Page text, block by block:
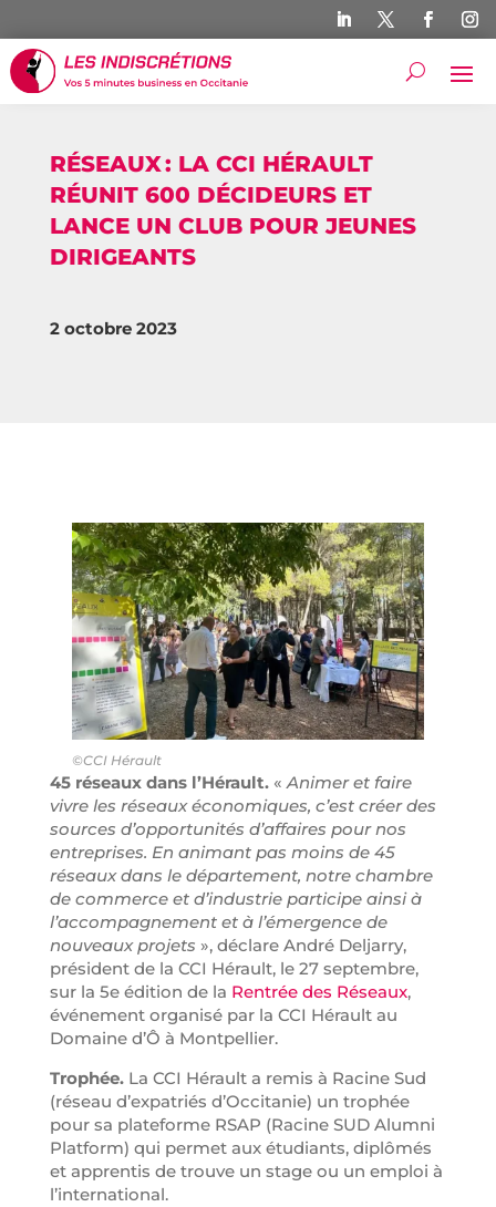
RÉSEAUX : LA CCI HÉRAULT
RÉUNIT 600 DÉCIDEURS ET
LANCE UN CLUB POUR JEUNES
DIRIGEANTS
2 octobre 2023
©CCI Hérault
45 réseaux dans l’Hérault.«Animer et faire
vivre les réseaux économiques, c’est créer des
sources d’opportunités d’affaires pour nos
entreprises. En animant pas moins de 45
réseaux dans le département, notre chambre
de commerce et d’industrie participe ainsi à
l’accompagnement et à l’émergence de
nouveaux projets », déclare André Deljarry,
président de la CCI Hérault, le 27 septembre,
sur la 5e édition de la Rentrée des Réseaux,
événement organisé par la CCI Hérault au
Domaine d’Ô à Montpellier.
Trophée.La CCI Hérault a remis à Racine Sud
(réseau d’expatriés d’Occitanie) un trophée
pour sa plateforme RSAP (Racine SUD Alumni
Platform) qui permet aux étudiants, diplômés
et apprentis de trouve un stage ou un emploi à
l’international.